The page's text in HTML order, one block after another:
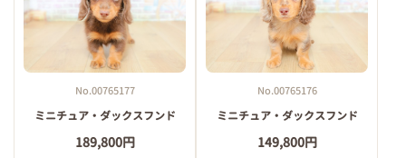
No.00765177
ミニチュア・ダックスフンド
189,800円
No.00765176
ミニチュア・ダックスフンド
149,800円